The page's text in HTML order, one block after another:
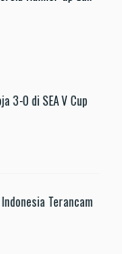
3-0 di SEA V Cup
Terancam